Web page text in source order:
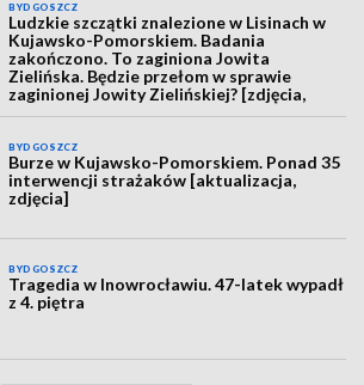
BYDGOSZCZ
Ludzkie szczątki znalezione w Lisinach w
Kujawsko-Pomorskiem. Badania
zakończono. To zaginiona Jowita
Zielińska. Będzie przełom w sprawie
zaginionej Jowity Zielińskiej? [zdjęcia,
wideo, aktualizacja]
BYDGOSZCZ
Burze w Kujawsko-Pomorskiem. Ponad 35
interwencji strażaków [aktualizacja,
zdjęcia]
BYDGOSZCZ
Tragedia w Inowrocławiu. 47-latek wypadł
z 4. piętra